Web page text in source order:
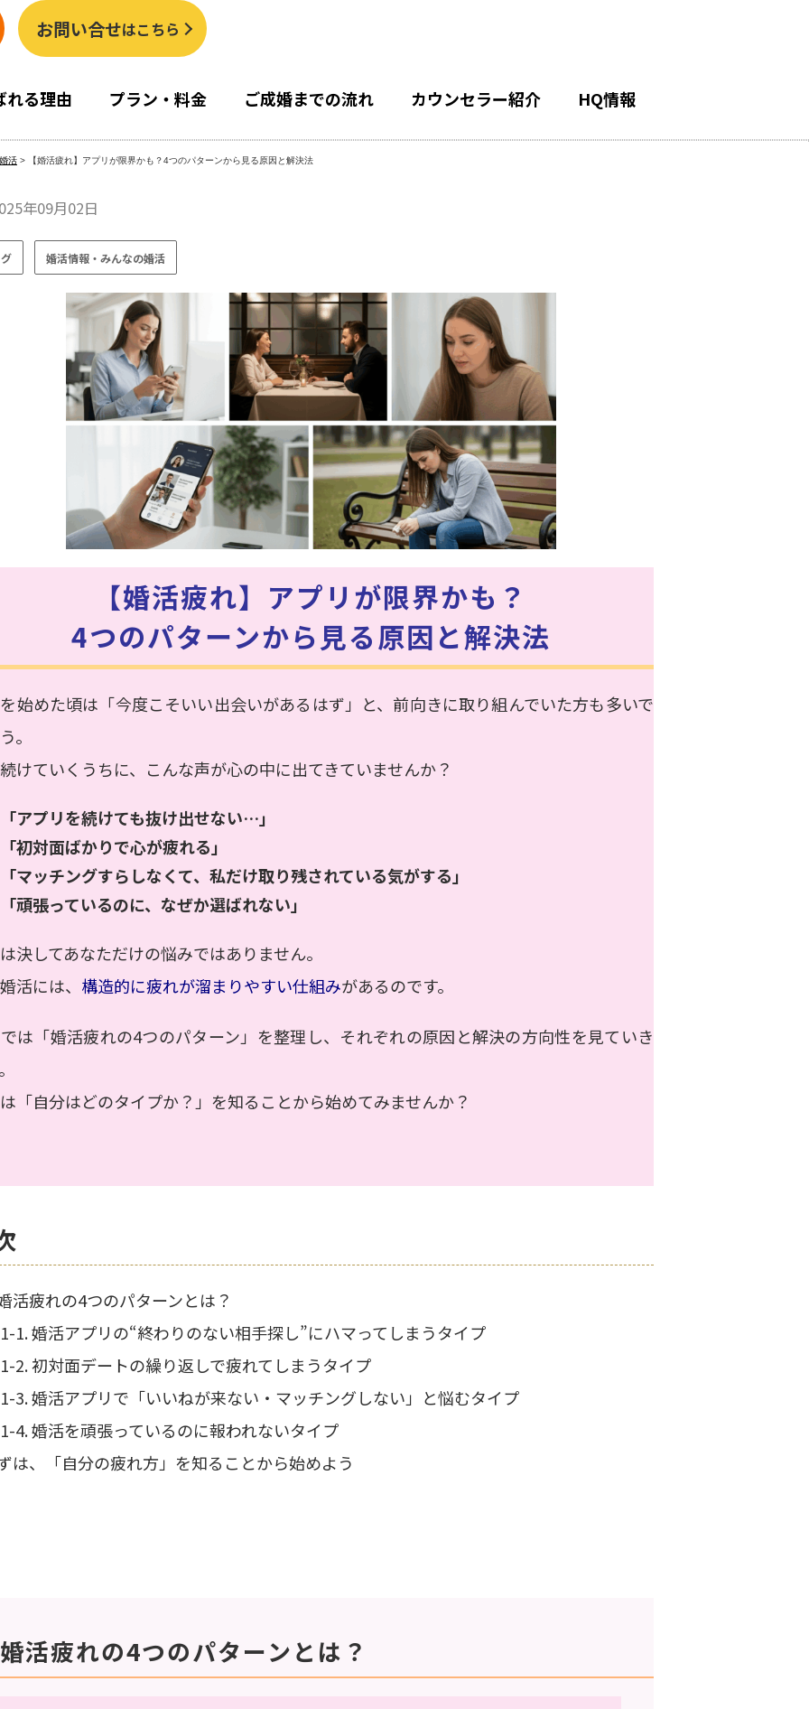
お問い合せはこちら
れる理由 プラン・料金 ご成婚までの流れ カウンセラー紹介 HQ情報
活 > 【婚活疲れ】アプリが限界かも？4つのパターンから見る原因と解決法
年09月02日
婚活情報・みんなの婚活
【婚活疲れ】アプリが限界かも？
4つのパターンから見る原因と解決法
始めた頃は「今度こそいい出会いがあるはず」と、前向きに取り組んでいた方も多いで
。
けていくうちに、こんな声が心の中に出てきていませんか？
リを続けても抜け出せない…」
面ばかりで心が疲れる」
チングすらしなくて、私だけ取り残されている気がする」
っているのに、なぜか選ばれない」
決してあなただけの悩みではありません。
活には、 構造的に疲れが溜まりやすい仕組みがあるのです。
は「婚活疲れの4つのパターン」を整理し、それぞれの原因と解決の方向性を見ていき
「自分はどのタイプか？」を知ることから始めてみませんか？
疲れの4つのパターンとは？
活アプリの“終わりのない相手探し”にハマってしまうタイプ
対面デートの繰り返しで疲れてしまうタイプ
活アプリで「いいねが来ない・マッチングしない」と悩むタイプ
活を頑張っているのに報われないタイプ
は、「自分の疲れ方」を知ることから始めよう
活疲れの4つのパターンとは？